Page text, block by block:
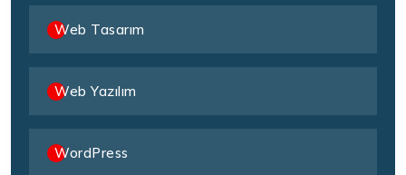
Web Tasarım
Web Yazılım
WordPress